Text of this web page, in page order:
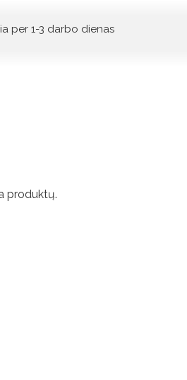
per 1-3 darbo dienas
produktų.